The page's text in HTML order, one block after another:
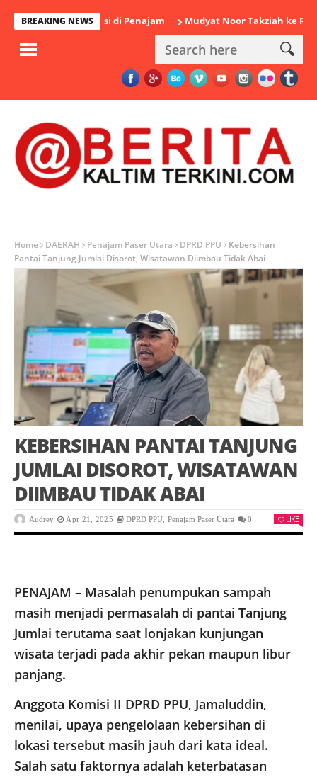
BREAKING NEWS
Polisi di Penajam Mudyat Noor Takziah ke Rumah
Home DAERAH Penajam Paser Utara DPRD PPU
Kebersihan
Pantai Tanjung Jumlai Disorot, Wisatawan Diimbau Tidak Abai
KEBERSIHAN PANTAI TANJUNG
JUMLAI DISOROT, WISATAWAN
DIIMBAU TIDAK ABAI
Audrey Apr 21, 2025 DPRD PPU Penajam Paser Utara 0 LIKE
PENAJAM – Masalah penumpukan sampah
masih menjadi permasalah di pantai Tanjung
Jumlai terutama saat lonjakan kunjungan
wisata terjadi pada akhir pekan maupun libur
panjang.
Anggota Komisi II DPRD PPU, Jamaluddin,
menilai, upaya pengelolaan kebersihan di
lokasi tersebut masih jauh dari kata ideal.
Salah satu faktornya adalah keterbatasan